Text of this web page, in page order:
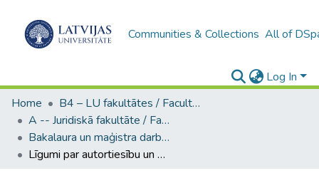
Communities & Collections All of
Log In
Home
B4 – LU fakultātes / Faculties of the UL
A -- Juridiskā fakultāte / Faculty of Law
Bakalaura un maģistra darbi (JF) / Bachelor's and Master's theses
Līgumi par autortiesību un blakustiesību iegūšanu Latvijas Nacionālajā operā